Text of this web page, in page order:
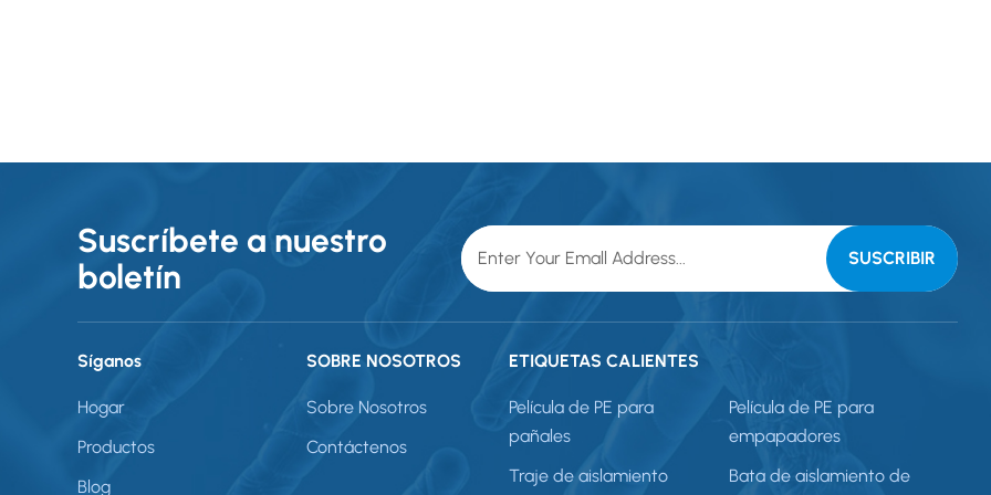
Suscríbete a nuestro
boletín
Síganos
Hogar
Productos
Blog
SOBRE NOSOTROS
Sobre Nosotros
Contáctenos
ETIQUETAS CALIENTES
Película de PE para
pañales
Película de PE para
empapadores
Traje de aislamiento
Bata de aislamiento de